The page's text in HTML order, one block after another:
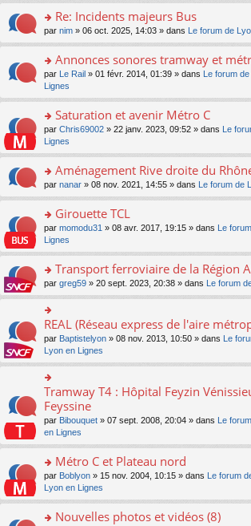
nt
u
s
ré
e
nt
o
lu
pl
u
ré
e
nt
a
g
e
n
n
pl
u
ré
e
nt
le
m
e
a
g
e
n
o
lu
u
s
ré
e
nt
ult
er
le
m
e
s
g
e
n
o
n
le
u
s
ré
c
nt
o
n
ult
er
le
m
e
s
s
e
n
o
n
le
s
ré
c
e
nt
Re: Incidents majeurs Bus
par nim » 06 oct. 2025, 14:03 » dans Le forum de
o
s
er
le
m
e
s
s
e
n
o
n
lu
pl
s
ré
c
nt
Annonces sonores tramway et
par Le Rail » 01 févr. 2014, 01:39 » dans
Le forum
Lignes
o
s
er
le
m
e
s
s
e
n
o
n
lu
pl
ré
e
nt
Saturation et avenir Métro C
par Chris69002 » 22 janv. 2023, 09:52 » dans
Le
Lignes
o
n
ult
er
le
m
e
s
a
e
n
o
n
lu
le
pl
u
s
ré
c
e
nt
Aménagement Rive droite du
par nanar » 08 nov. 2021, 14:55 » dans Le forum de
o
s
er
le
m
e
s
s
a
e
o
n
lu
le
pl
s
ré
c
e
nt
Girouette TCL
par momodu31 » 08 avr. 2017, 19:15 » dans
Le
Lignes
o
n
s
ult
er
le
m
e
s
a
e
n
lu
le
pl
s
Transport ferroviaire de la Région
par greg59 » 20 sept. 2023, 20:38 » dans Le forum
o
n
s
le
m
e
s
s
a
e
n
o
n
lu
REAL (Réseau express de l'aire
par Baptistelyon » 08 nov. 2013, 10:50 » dans
Le
Lyon en Lignes
o
n
ult
le
m
e
s
s
g
Tramway T4 : Hôpital Feyzin
Feyssine
par Bibouquet » 07 sept. 2008, 20:04 » dans
Le
en Lignes
o
s
er
Métro C et Plateau nord
par Boblyon » 15 nov. 2004, 10:15 » dans
Le forum
Lyon en Lignes
Nouvelles photos et vidéos (8)